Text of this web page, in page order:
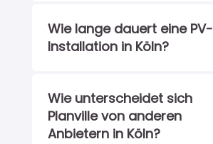
Wie lange dauert eine PV-
Installation in Köln?
Wie unterscheidet sich
Planville von anderen
Anbietern in Köln?